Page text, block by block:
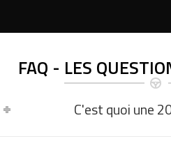
FAQ - LES
C'est quoi une